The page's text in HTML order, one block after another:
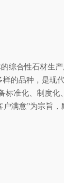
综合性石材生
的品种，是现
标准化、制度化
满意”为宗旨，